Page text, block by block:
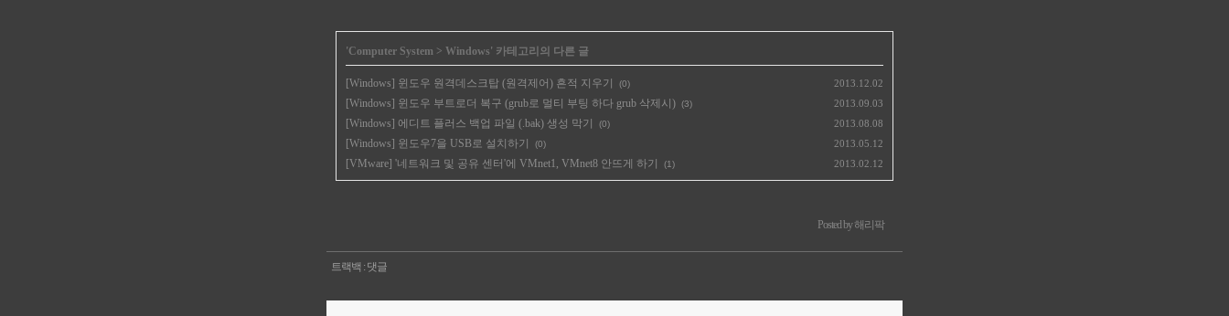
'Computer System > Windows' 카테고리의 다른 글
[Windows] 윈도우 원격데스크탑 (원격제어) 흔적 지우기 (0) 2013.12.02
[Windows] 윈도우 부트로더 복구 (grub로 멀티 부팅 하다 grub 삭제시) (3) 2013.09.03
[Windows] 에디트 플러스 백업 파일 (.bak) 생성 막기 (0) 2013.08.08
[Windows] 윈도우7을 USB로 설치하기 (0) 2013.05.12
[VMware] '네트워크 및 공유 센터'에 VMnet1, VMnet8 안뜨게 하기 (1) 2013.02.12
Posted by 해리팍
트랙백 : 댓글